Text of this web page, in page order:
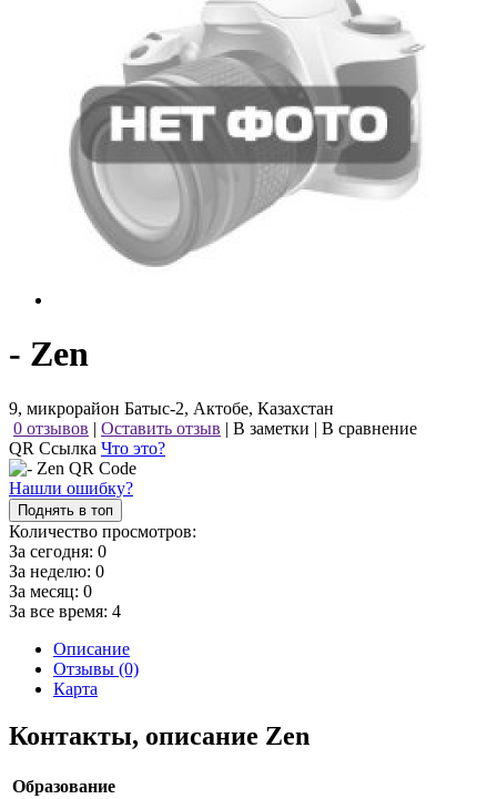
- Zen
9, микрорайон Батыс-2, Актобе, Казахстан
0 отзывов | Оставить отзыв | В заметки | В сравнение
QR Ссылка Что это?
Нашли ошибку?
Поднять в топ
Количество просмотров:
За сегодня: 0
За неделю: 0
За месяц: 0
За все время: 4
Описание
Отзывы (0)
Карта
Контакты, описание Zen
Образование